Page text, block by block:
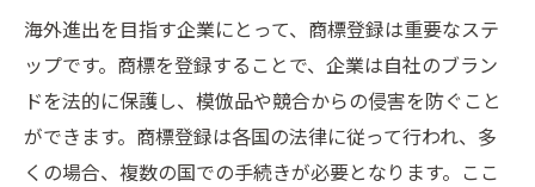
海外進出を目指す企業にとって、商標登録は重要なステ
ップです。商標を登録することで、企業は自社のブラン
ドを法的に保護し、模倣品や競合からの侵害を防ぐこと
ができます。商標登録は各国の法律に従って行われ、多
くの場合、複数の国での手続きが必要となります。ここ